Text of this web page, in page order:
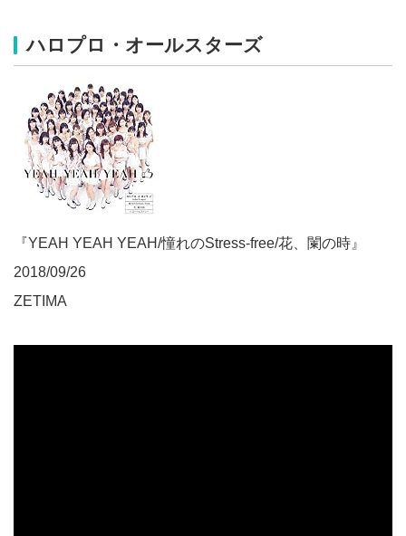
ハロプロ・オールスターズ
『YEAH YEAH YEAH/憧れのStress-free/花、闌の時』
2018/09/26
ZETIMA